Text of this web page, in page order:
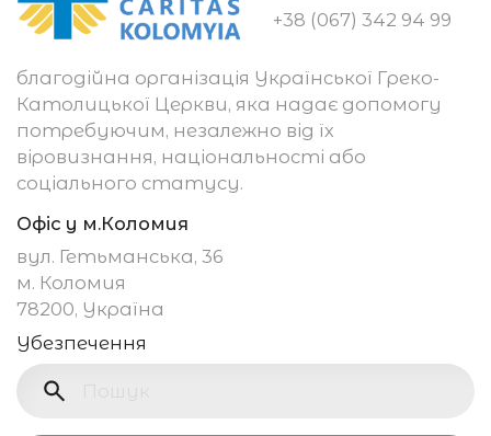
+38 (067) 342 94 99
благодійна організація Української Греко-
Католицької Церкви, яка надає допомогу
потребуючим, незалежно від їх
віровизнання, національності або
соціального статусу.
Офіс у м.Коломия
вул. Гетьманська, 36
м. Коломия
78200, Україна
Убезпечення